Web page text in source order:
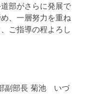
部がさらに発展で
、一層努力を重ね
ご指導の程よろし
副部長 菊池 いづ